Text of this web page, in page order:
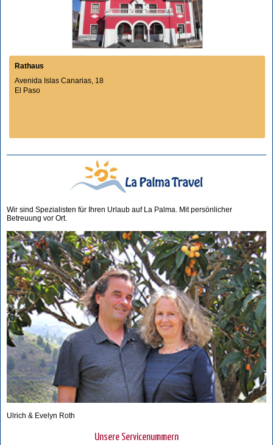
Rathaus
Avenida Islas Canarias, 18
El Paso
Wir sind Spezialisten für Ihren Urlaub auf La Palma. Mit persönlicher
Betreuung vor Ort.
Ulrich & Evelyn Roth
Unsere Servicenummern